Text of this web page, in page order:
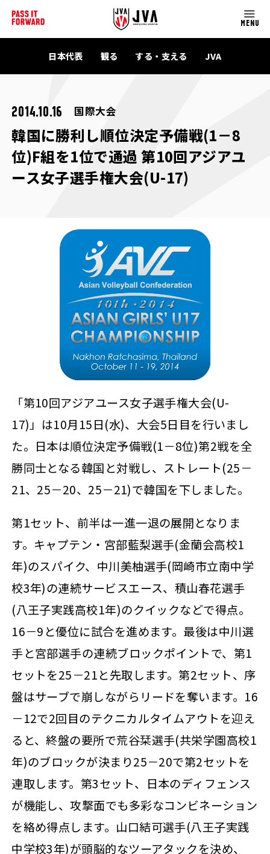
MENU
日本代表 観る する・支える JVA
2014.10.16 国際大会
韓国に勝利し順位決定予備戦(1－8
位)F組を1位で通過 第10回アジアユ
ース女子選手権大会(U-17)
「第10回アジアユース女子選手権大会(U-
17)」は10月15日(水)、大会5日目を行いまし
た。日本は順位決定予備戦(1－8位)第2戦を全
勝同士となる韓国と対戦し、ストレート(25－
21、25－20、25－21)で韓国を下しました。
第1セット、前半は一進一退の展開となりま
す。キャプテン・宮部藍梨選手(金蘭会高校1
年)のスパイク、中川美柚選手(岡崎市立南中学
校3年)の連続サービスエース、積山春花選手
(八王子実践高校1年)のクイックなどで得点。
16－9と優位に試合を進めます。最後は中川選
手と宮部選手の連続ブロックポイントで、第1
セットを25－21と先取します。第2セット、序
盤はサーブで崩しながらリードを奪います。16
－12で2回目のテクニカルタイムアウトを迎え
ると、終盤の要所で荒谷栞選手(共栄学園高校1
年)のブロックが決まり25－20で第2セットを
連取します。第3セット、日本のディフェンス
が機能し、攻撃面でも多彩なコンビネーション
を絡め得点します。山口結可選手(八王子実践
中学校3年)が頭脳的なツーアタックを決め、